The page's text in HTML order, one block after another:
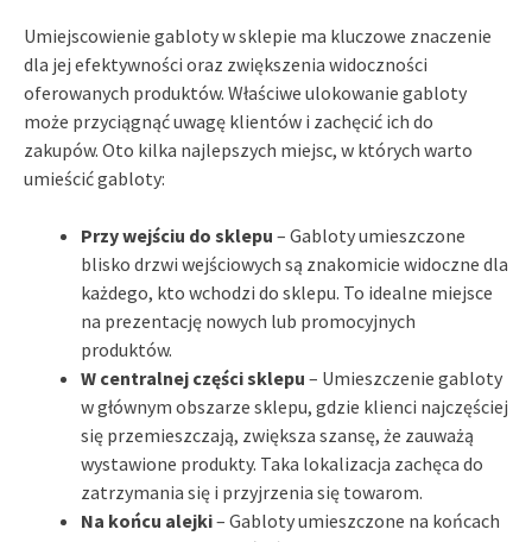
Umiejscowienie gabloty w sklepie ma kluczowe znaczenie
dla jej efektywności oraz zwiększenia widoczności
oferowanych produktów. Właściwe ulokowanie gabloty
może przyciągnąć uwagę klientów i zachęcić ich do
zakupów. Oto kilka najlepszych miejsc, w których warto
umieścić gabloty:
Przy wejściu do sklepu – Gabloty umieszczone
blisko drzwi wejściowych są znakomicie widoczne dla
każdego, kto wchodzi do sklepu. To idealne miejsce
na prezentację nowych lub promocyjnych
produktów.
W centralnej części sklepu – Umieszczenie gabloty
w głównym obszarze sklepu, gdzie klienci najczęściej
się przemieszczają, zwiększa szansę, że zauważą
wystawione produkty. Taka lokalizacja zachęca do
zatrzymania się i przyjrzenia się towarom.
Na końcu alejki– Gabloty umieszczone na końcach